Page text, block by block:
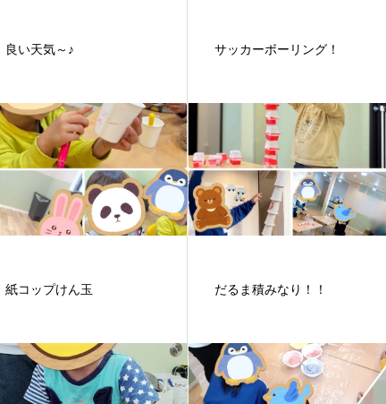
良い天気～♪ サッカーボーリング！
紙コップけん玉 だるま積みなり！！